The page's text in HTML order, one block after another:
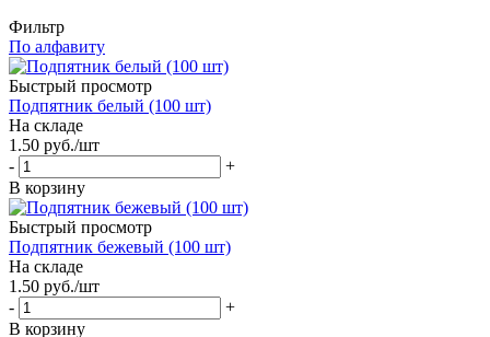
Фильтр
По алфавиту
Быстрый просмотр
Подпятник белый (100 шт)
На складе
1.50 руб./шт
-
+
В корзину
Быстрый просмотр
Подпятник бежевый (100 шт)
На складе
1.50 руб./шт
-
+
В корзину